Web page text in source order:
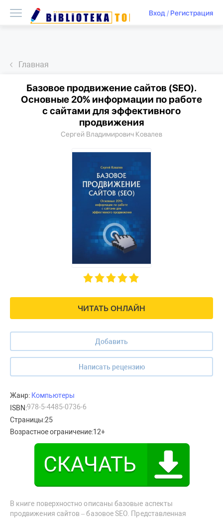
Вход/ Регистрация
Главная
ЧИТАТЬ ОНЛАЙН
Добавить
Написать рецензию
Базовое продвижение сайтов (SEO).
Основные 20% информации по работе
с сайтами для эффективного
продвижения
Сергей Владимирович Ковалев
Жанр: Компьютеры
ISBN:978-5-4485-0736-6
Страницы:25
Возрастное ограничение:12+
В книге поверхностно описаны базовые аспекты
продвижения сайтов – базовое SEO. Представленная